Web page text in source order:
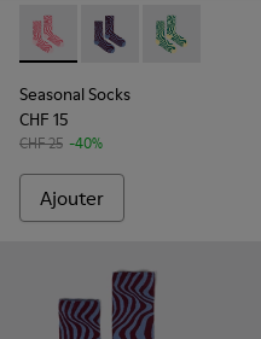
Seasonal Socks -
Seasonal Socks -
Seasonal
Seasonal Socks
CHF 15
CHF 25 -40%
Ajouter